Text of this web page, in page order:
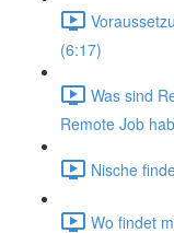
(6:17)
Was sind
Remote Job
Nische
Wo findet